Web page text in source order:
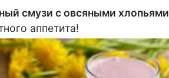
смузи с овсяными хлопьями
аппетита!